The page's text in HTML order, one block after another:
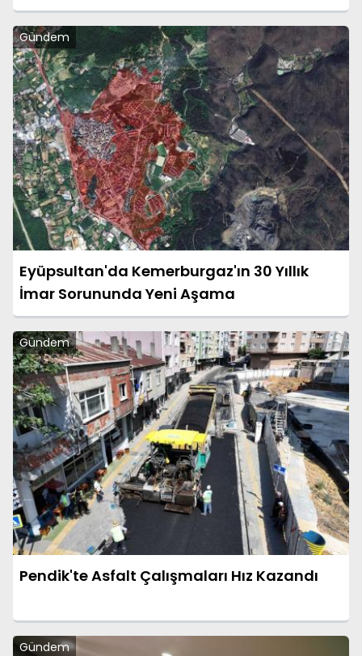
Gündem
Eyüpsultan'da Kemerburgaz'ın 30 Yıllık
İmar Sorununda Yeni Aşama
Gündem
Pendik'te Asfalt Çalışmaları Hız Kazandı
Gündem